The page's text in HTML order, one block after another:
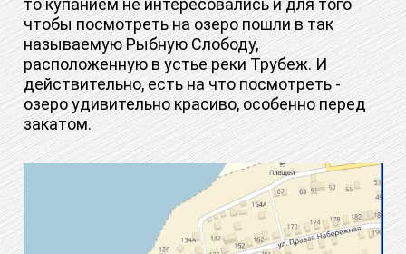
чтобы посмотреть на озеро пошли в так
называемую Рыбную Слободу,
расположенную в устье реки Трубеж. И
действительно, есть на что посмотреть -
озеро удивительно красиво, особенно перед
закатом.